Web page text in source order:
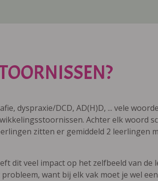
dyspraxie/DCD, AD(H)D, ... vele
Achter elk woord
zitten er gemiddeld 2 leerlingen
dit veel impact op het zelfbeeld van de
want bij elk vak moet je wel